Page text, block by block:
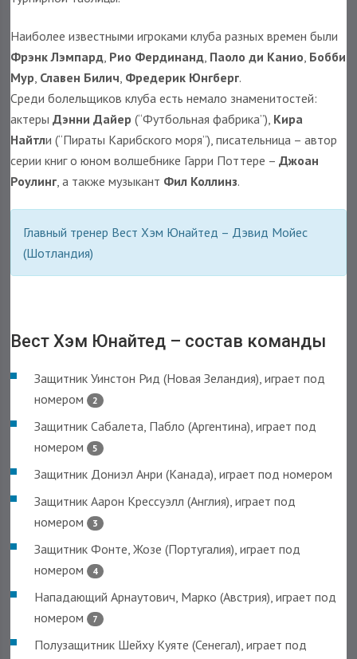
Наиболее известными игроками клуба разных времен были
Фрэнк Лэмпард, Рио Фердинанд, Паоло ди Канио, Бобби
Мур, Славен Билич, Фредерик Юнгберг.
Среди болельщиков клуба есть немало знаменитостей:
актерыДэнни Дайер (“Футбольная фабрика”), Кира
Найтли (“Пираты Карибского моря”), писательница – автор
серии книг о юном волшебнике Гарри Поттере –Джоан
Роулинг, а также музыкант Фил Коллинз.
Главный тренер Вест Хэм Юнайтед – Дэвид Мойес
(Шотландия)
Вест Хэм Юнайтед – cостав команды
Защитник Уинстон Рид (Новая Зеландия), играет под
номером 2
Защитник Сабалета, Пабло (Аргентина), играет под
номером 5
Защитник Дониэл Анри (Канада), играет под номером
Защитник Аарон Крессуэлл (Англия), играет под
номером 3
Защитник Фонте, Жозе (Португалия), играет под
номером 4
Нападающий Арнаутович, Марко (Австрия), играет под
номером 7
Полузащитник Шейху Куяте (Сенегал), играет под